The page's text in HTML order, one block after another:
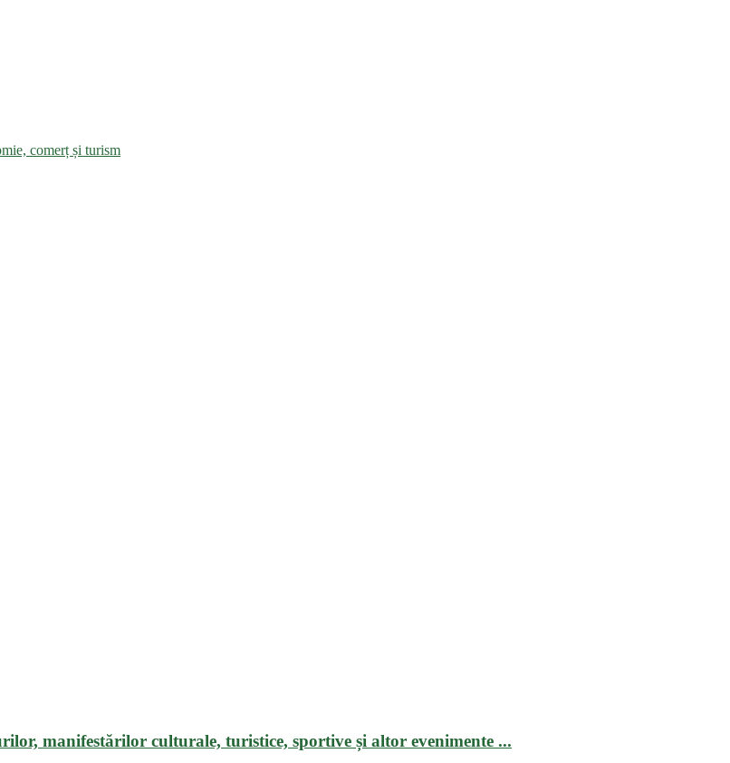
comerț și turism
manifestărilor culturale, turistice, sportive și altor evenimente ...